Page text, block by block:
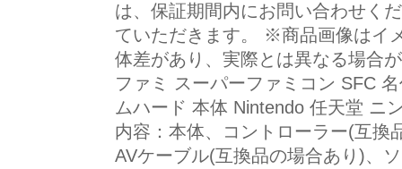
は、保証期間内にお問い合わせく
ていただきます。 ※商品画像はイ
体差があり、実際とは異なる場合
ファミ スーパーファミコン SFC
ムハード 本体 Nintendo 任天堂 ニ
内容：本体、コントローラー(互換
AVケーブル(互換品の場合あり)、